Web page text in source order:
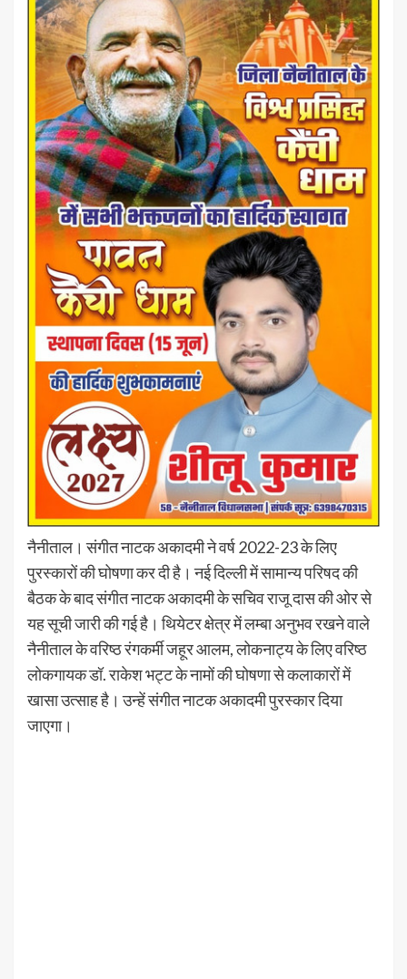
नैनीताल। संगीत नाटक अकादमी ने वर्ष 2022-23 के लिए
पुरस्कारों की घोषणा कर दी है। नई दिल्ली में सामान्य परिषद की
बैठक के बाद संगीत नाटक अकादमी के सचिव राजू दास की ओर से
यह सूची जारी की गई है। थियेटर क्षेत्र में लम्बा अनुभव रखने वाले
नैनीताल के वरिष्ठ रंगकर्मी जहूर आलम, लोकनाट्य के लिए वरिष्ठ
लोकगायक डॉ. राकेश भट्ट के नामों की घोषणा से कलाकारों में
खासा उत्साह है। उन्हें संगीत नाटक अकादमी पुरस्कार दिया
जाएगा।